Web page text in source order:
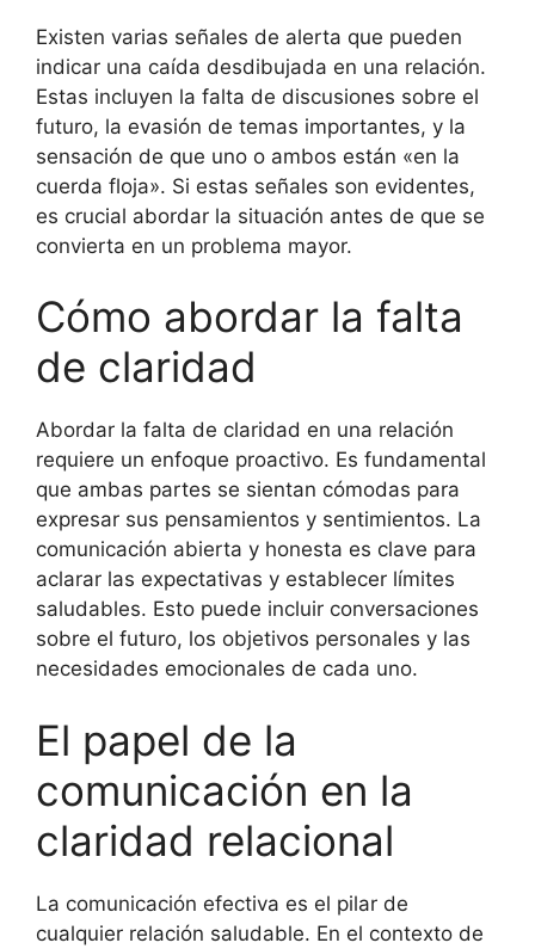
Existen varias señales de alerta que pueden
indicar una caída desdibujada en una relación.
Estas incluyen la falta de discusiones sobre el
futuro, la evasión de temas importantes, y la
sensación de que uno o ambos están «en la
cuerda floja». Si estas señales son evidentes,
es crucial abordar la situación antes de que se
convierta en un problema mayor.
Cómo abordar la falta
de claridad
Abordar la falta de claridad en una relación
requiere un enfoque proactivo. Es fundamental
que ambas partes se sientan cómodas para
expresar sus pensamientos y sentimientos. La
comunicación abierta y honesta es clave para
aclarar las expectativas y establecer límites
saludables. Esto puede incluir conversaciones
sobre el futuro, los objetivos personales y las
necesidades emocionales de cada uno.
El papel de la
comunicación en la
claridad relacional
La comunicación efectiva es el pilar de
cualquier relación saludable. En el contexto de